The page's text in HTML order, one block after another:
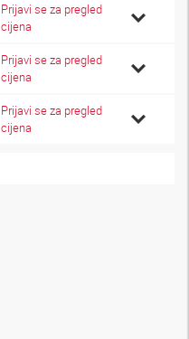
Prijavi se za pregled
cijena
Prijavi se za pregled
cijena
Prijavi se za pregled
cijena